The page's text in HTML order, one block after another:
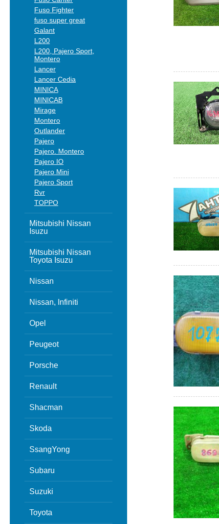
Fuso Fighter
fuso super great
Galant
L200
L200, Pajero Sport,
Montero
Lancer
Lancer Cedia
MINICA
MINICAB
Mirage
Montero
Outlander
Pajero
Pajero. Montero
Pajero IO
Pajero Mini
Pajero Sport
Rvr
TOPPO
Mitsubishi Nissan
Isuzu
Mitsubishi Nissan
Toyota Isuzu
Nissan
Nissan, Infiniti
Opel
Peugeot
Porsche
Renault
Shacman
Skoda
SsangYong
Subaru
Suzuki
Toyota